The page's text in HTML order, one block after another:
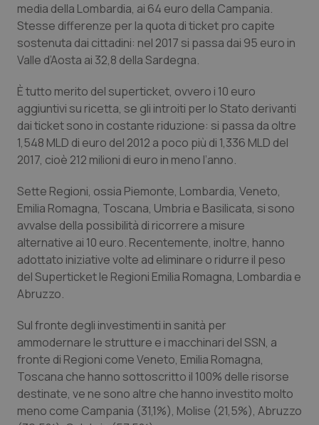
media della Lombardia, ai 64 euro della Campania.
Stesse differenze per la quota di ticket pro capite
sostenuta dai cittadini: nel 2017 si passa dai 95 euro in
Valle d’Aosta ai 32,8 della Sardegna.
È tutto merito del superticket, ovvero i 10 euro
aggiuntivi su ricetta, se gli introiti per lo Stato derivanti
dai ticket sono in costante riduzione: si passa da oltre
1,548 MLD di euro del 2012 a poco più di 1,336 MLD del
2017, cioè 212 milioni di euro in meno l’anno.
Sette Regioni, ossia Piemonte, Lombardia, Veneto,
Emilia Romagna, Toscana, Umbria e Basilicata, si sono
avvalse della possibilità di ricorrere a misure
alternative ai 10 euro. Recentemente, inoltre, hanno
adottato iniziative volte ad eliminare o ridurre il peso
del Superticket le Regioni Emilia Romagna, Lombardia e
Abruzzo.
Sul fronte degli investimenti in sanità per
ammodernare le strutture e i macchinari del SSN, a
fronte di Regioni come Veneto, Emilia Romagna,
Toscana che hanno sottoscritto il 100% delle risorse
destinate, ve ne sono altre che hanno investito molto
meno come Campania (31,1%), Molise (21,5%), Abruzzo